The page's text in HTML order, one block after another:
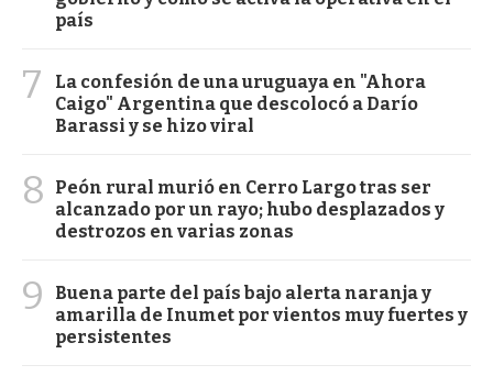
país
7
La confesión de una uruguaya en "Ahora
Caigo" Argentina que descolocó a Darío
Barassi y se hizo viral
8
Peón rural murió en Cerro Largo tras ser
alcanzado por un rayo; hubo desplazados y
destrozos en varias zonas
9
Buena parte del país bajo alerta naranja y
amarilla de Inumet por vientos muy fuertes y
persistentes